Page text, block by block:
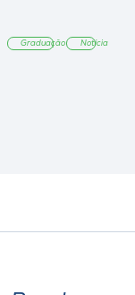
Graduação Notícia